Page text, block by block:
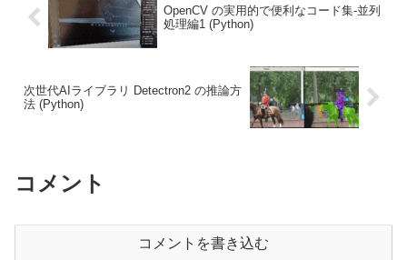
OpenCV の実用的で便利なコード集-並列
処理編1 (Python)
次世代AIライブラリ Detectron2 の推論方
法 (Python)
コメント
コメントを書き込む